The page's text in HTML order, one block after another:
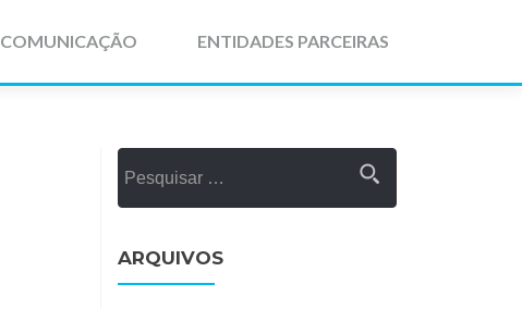
COMUNICAÇÃO ENTIDADES PARCEIRAS
por:
ARQUIVOS